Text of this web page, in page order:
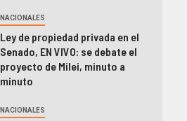
NACIONALES
Ley de propiedad privada en el
Senado, EN VIVO: se debate el
proyecto de Milei, minuto a
minuto
NACIONALES